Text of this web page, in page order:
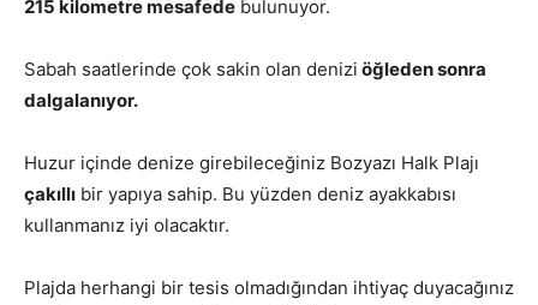
215 kilometre mesafede bulunuyor.
Sabah saatlerinde çok sakin olan denizi öğleden sonra
dalgalanıyor.
Huzur içinde denize girebileceğiniz Bozyazı Halk Plajı
çakıllı bir yapıya sahip. Bu yüzden deniz ayakkabısı
kullanmanız iyi olacaktır.
Plajda herhangi bir tesis olmadığından ihtiyaç duyacağınız